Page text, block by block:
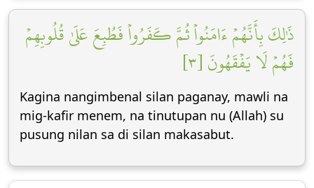
ذَٰلِكَ بِأَنَّهُمۡ ءَامَنُواْ ثُمَّ كَفَرُواْ فَطُبِعَ عَلَىٰ قُلُوبِهِمۡ
فَهُمۡ لَا يَفۡقَهُونَ [٣]
Kagina nangimbenal silan paganay, mawli na
mig-kafir menem, na tinutupan nu (Allah) su
pusung nilan sa di silan makasabut.